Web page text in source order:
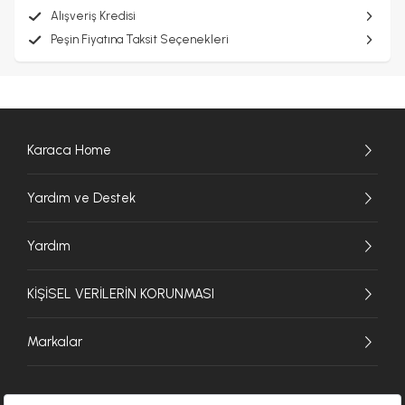
Alışveriş Kredisi
Peşin Fiyatına Taksit Seçenekleri
Karaca Home
Yardım ve Destek
Yardım
KİŞİSEL VERİLERİN KORUNMASI
Markalar